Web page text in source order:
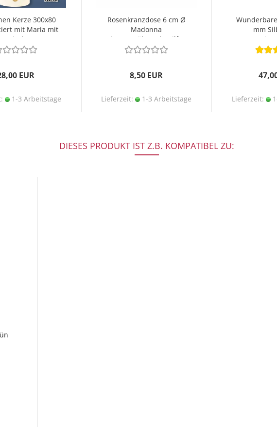
Kerze 300x80
mit Maria mit
Kind
EUR
1-3 Arbeitstage
Rosenkranzdose 6 cm Ø
Madonna
immerwährende Hilfe
8,50 EUR
Lieferzeit: 1-3 Arbeitstage
mm
Lieferzeit:
DIESES PRODUKT IST Z.B. KOMPATIBEL ZU: